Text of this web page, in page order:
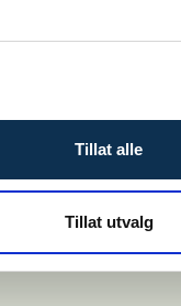
Tillat alle
Tillat utvalg